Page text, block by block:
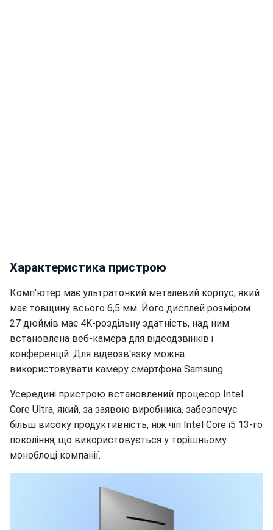
Характеристика пристрою
Комп'ютер має ультратонкий металевий корпус, який
має товщину всього 6,5 мм. Його дисплей розміром
27 дюймів має 4K-роздільну здатність, над ним
встановлена веб-камера для відеодзвінків і
конференцій. Для відеозв'язку можна
використовувати камеру смартфона Samsung.
Усередині пристрою встановлений процесор Intel
Core Ultra, який, за заявою виробника, забезпечує
більш високу продуктивність, ніж чіп Intel Core i5 13-го
покоління, що використовується у торішньому
моноблоці компанії.